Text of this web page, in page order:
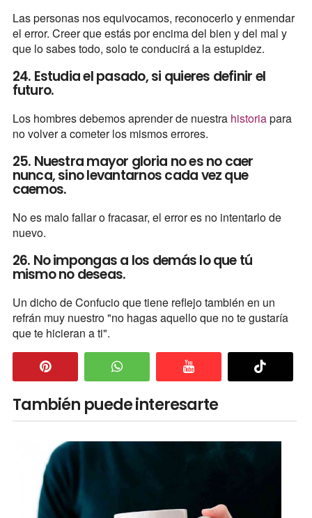
Las personas nos equivocamos, reconocerlo y enmendar
el error. Creer que estás por encima del bien y del mal y
que lo sabes todo, solo te conducirá a la estupidez.
24. Estudia el pasado, si quieres definir el
futuro.
Los hombres debemos aprender de nuestra historiapara
no volver a cometer los mismos errores.
25. Nuestra mayor gloria no es no caer
nunca, sino levantarnos cada vez que
caemos.
No es malo fallar o fracasar, el error es no intentarlo de
nuevo.
26. No impongas a los demás lo que tú
mismo no deseas.
Un dicho de Confucio que tiene reflejo también en un
refrán muy nuestro "no hagas aquello que no te gustaría
que te hicieran a ti".
También puede interesarte